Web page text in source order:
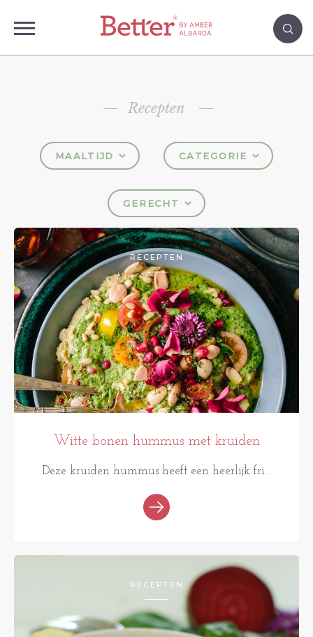
Recepten
MAALTIJD CATEGORIE
GERECHT
RECEPTEN
Witte bonen hummus met kruiden
Deze kruiden hummus heeft een heerlijk fri...
RECEPTEN